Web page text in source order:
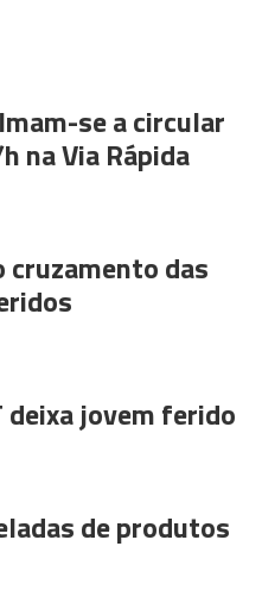
se a circular
na Via Rápida
cruzamento das
deixa jovem ferido
de produtos